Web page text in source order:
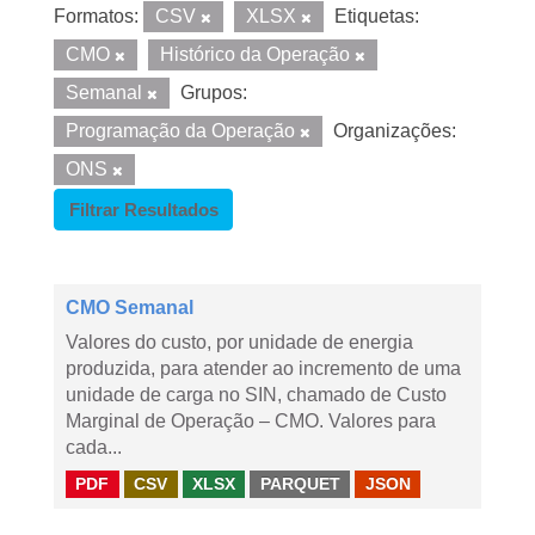
Formatos: CSV XLSX
Etiquetas:
CMO
Histórico da Operação
Semanal
Grupos:
Programação da Operação
Organizações:
ONS
Filtrar Resultados
CMO Semanal
Valores do custo, por unidade de energia
produzida, para atender ao incremento de uma
unidade de carga no SIN, chamado de Custo
Marginal de Operação – CMO. Valores para
cada...
PDF CSV XLSX PARQUET JSON